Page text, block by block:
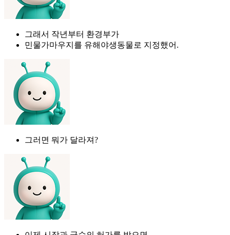
그래서 작년부터 환경부가
민물가마우지를 유해야생동물로 지정했어.
그러면 뭐가 달라져?